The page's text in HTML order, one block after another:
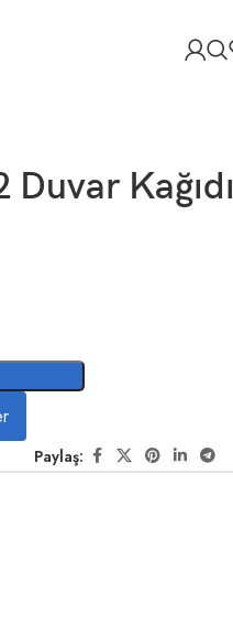
Kağıdı
Paylaş: